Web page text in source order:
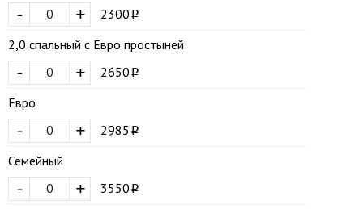
+
-
2300
2,0 спальный с Евро простыней
+
-
2650
Евро
+
-
2985
Семейный
+
-
3550